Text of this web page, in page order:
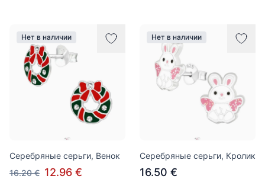
Нет в наличии
Серебряные серьги, Венок
16.20 € 12.96 €
Нет в наличии
Серебряные серьги, Кролик
16.50 €